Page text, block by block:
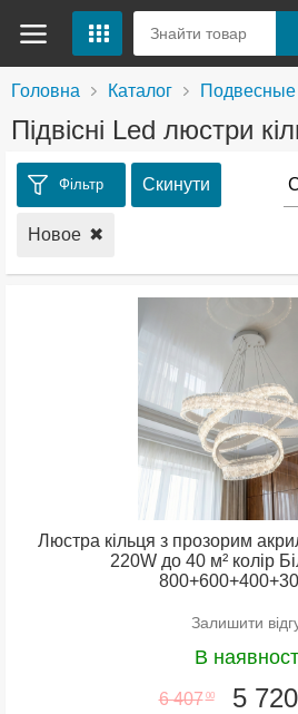
Головна Каталог Подвесные
Підвісні Led люстри
Фільтр Скинути
Новое
Люстра кільця з прозорим
220W до 40 м² колір
Залишити
В
6 407 00 5 720